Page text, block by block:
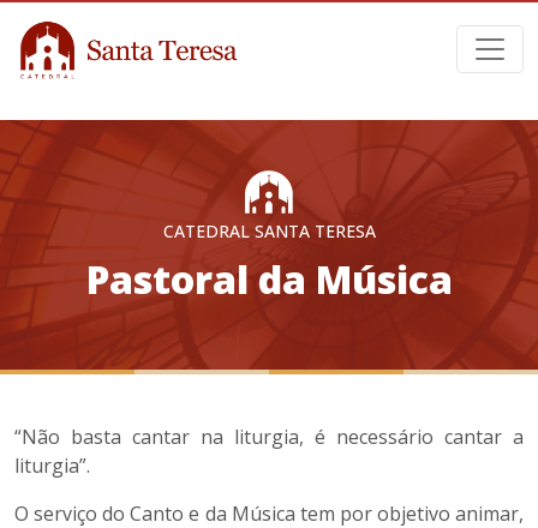
CATEDRAL SANTA TERESA
Pastoral da Música
“Não basta cantar na liturgia, é necessário cantar a
liturgia”.
O serviço do Canto e da Música tem por objetivo animar,